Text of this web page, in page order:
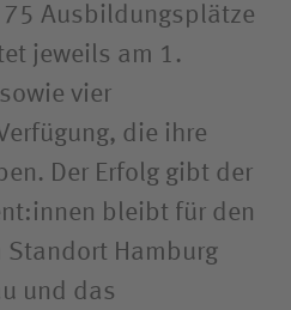
Ausbildungsplätze
jeweils am 1.
vier
die ihre
Der Erfolg gibt der
bleibt für den
Standort Hamburg
und das